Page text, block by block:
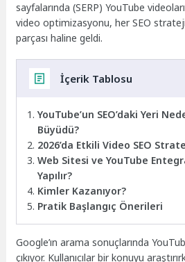
sayfalarında (SERP) YouTube
video optimizasyonu, her SEO
parçası haline geldi.
İçerik Tablosu
YouTube’un SEO’daki Yeri
Büyüdü?
2026’da Etkili Video SEO
Web Sitesi ve YouTube
Yapılır?
Kimler Kazanıyor?
Pratik Başlangıç Önerileri
Google’ın arama sonuçlarında
çıkıyor. Kullanıcılar bir konuyu